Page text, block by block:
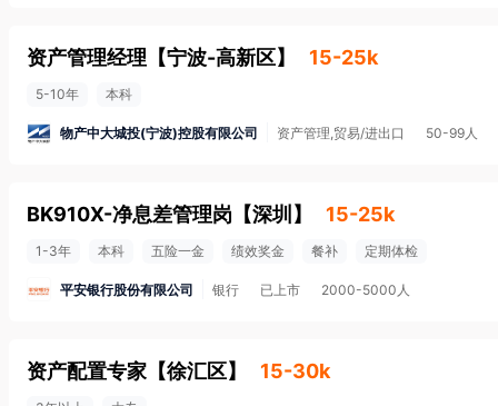
资产管理经理 【宁波-高新区】 15-25k
5-10年 本科
物产中大城投(宁波)控股有限公司 资产管理,贸易/进出口 50-99人
BK910X-净息差管理岗 【深圳 】 15-25k
1-3年 本科 五险一金 绩效奖金 餐补 定期体检
平安银行股份有限公司 银行 已上市 2000-5000人
资产配置专家 【徐汇区】 15-30k